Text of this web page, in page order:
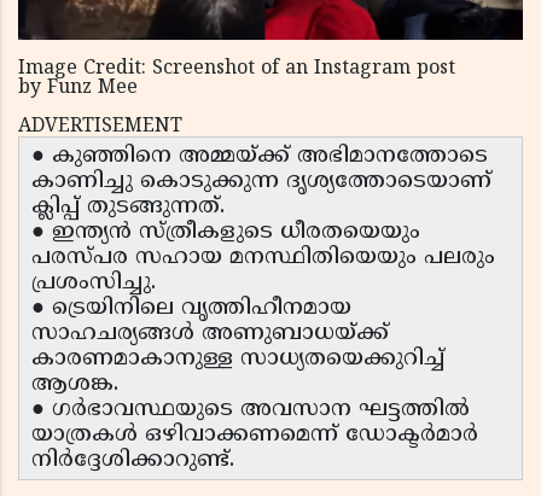
Image Credit: Screenshot of an Instagram post
by Funz Mee
ADVERTISEMENT
● കുഞ്ഞിനെ അമ്മയ്ക്ക് അഭിമാനത്തോടെ
കാണിച്ചു കൊടുക്കുന്ന ദൃശ്യത്തോടെയാണ്
ക്ലിപ്പ് തുടങ്ങുന്നത്.
● ഇന്ത്യൻ സ്ത്രീകളുടെ ധീരതയെയും
പരസ്പര സഹായ മനസ്ഥിതിയെയും പലരും
പ്രശംസിച്ചു.
● ട്രെയിനിലെ വൃത്തിഹീനമായ
സാഹചര്യങ്ങൾ അണുബാധയ്ക്ക്
കാരണമാകാനുള്ള സാധ്യതയെക്കുറിച്ച്
ആശങ്ക.
● ഗർഭാവസ്ഥയുടെ അവസാന ഘട്ടത്തിൽ
യാത്രകൾ ഒഴിവാക്കണമെന്ന് ഡോക്ടർമാർ
നിർദ്ദേശിക്കാറുണ്ട്.